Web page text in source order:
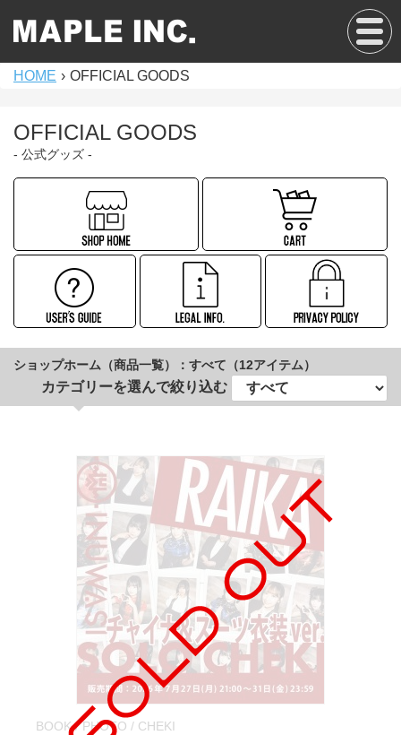
Tog
gle
HOME › OFFICIAL GOODS
OFFICIAL GOODS
- 公式グッズ -
ショップホーム（商品一覧）： すべて（12アイテム）
カテゴリーを選んで絞り込む
BOOK / PHOTO / CHEKI